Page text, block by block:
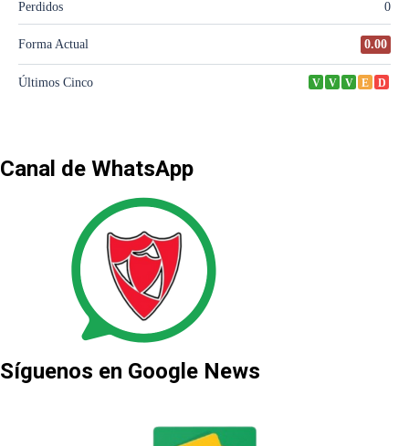
Canal de WhatsApp
Síguenos en Google News